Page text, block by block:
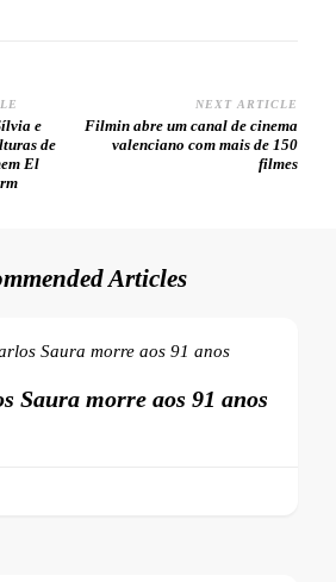
e
de
El
NEXT ARTICLE
Filmin abre um canal de cinema
valenciano com mais de 150
filmes
Articles
Saura morre aos 91 anos